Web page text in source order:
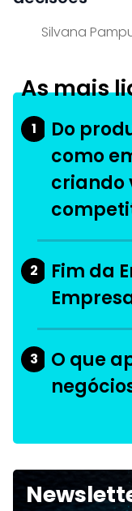
Silvana
As mais
1
Do
como
criando
2
Fim da
3
O que